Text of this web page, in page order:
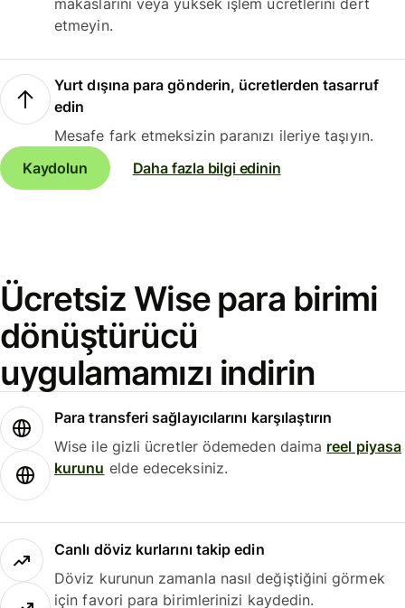
makaslarını veya yüksek işlem ücretlerini dert
etmeyin.
Yurt dışına para gönderin, ücretlerden tasarruf
edin
Mesafe fark etmeksizin paranızı ileriye taşıyın.
Kaydolun
Daha fazla bilgi edinin
Ücretsiz Wise para birimi
dönüştürücü
uygulamamızı indirin
Para transferi sağlayıcılarını karşılaştırın
Wise ile gizli ücretler ödemeden daima reel piyasa
kurunu elde edeceksiniz.
Canlı döviz kurlarını takip edin
Döviz kurunun zamanla nasıl değiştiğini görmek
için favori para birimlerinizi kaydedin.